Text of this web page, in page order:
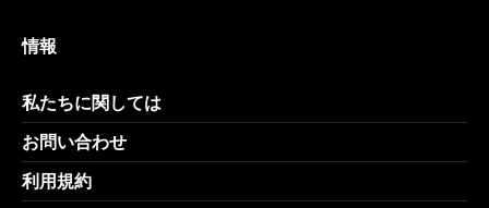
情報
私たちに関しては
お問い合わせ
利用規約